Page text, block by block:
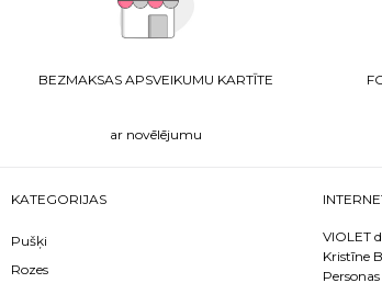
BEZMAKSAS APSVEIKUMU KARTĪTE
ar novēlējumu
KATEGORIJAS
Pušķi
Rozes
VIOLET
Kristīne